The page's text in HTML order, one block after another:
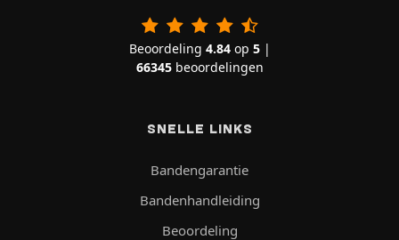
Beoordeling 4.84op 5|
66345beoordelingen
SNELLE LINKS
Bandengarantie
Bandenhandleiding
Beoordeling